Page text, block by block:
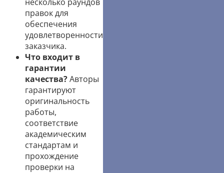
правок для
обеспечения
удовлетворенности
заказчика.
Что входит в
гарантии
качества?Авторы
гарантируют
оригинальность
работы,
соответствие
академическим
стандартам и
прохождение
проверки на